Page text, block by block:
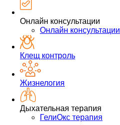
Онлайн консультации
Онлайн консультации
Клещ контроль
Жизнелогия
Дыхательная терапия
ГелиОкс терапия